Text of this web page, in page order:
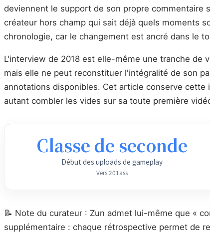
deviennent le support de son propre commentaire
créateur hors champ qui sait déjà quels moments
chronologie, car le changement est ancré dans le
L'interview de 2018 est elle-même une tranche de
mais elle ne peut reconstituer l'intégralité de son
annotations disponibles. Cet article conserve
autant combler les vides sur sa toute première
Classe de seconde
Début des uploads de gameplay
Vers 201ass
📝 Note du curateur : Zun admet lui-même que «
supplémentaire : chaque rétrospective permet de